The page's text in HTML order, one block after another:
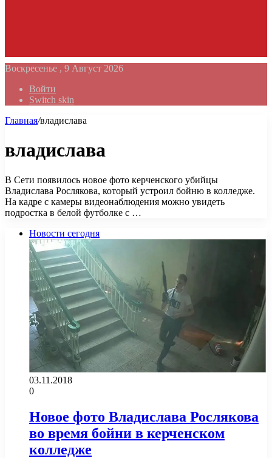
Воскресенье , 9 Август 2026
Войти
Switch skin
Главная/владислава
владислава
В Сети появилось новое фото керченского убийцы
Владислава Рослякова, который устроил бойню в колледже.
На кадре с камеры видеонаблюдения можно увидеть
подростка в белой футболке с …
Новости сегодня
03.11.2018
0
Новое фото Владислава Рослякова
во время бойни в керченском
колледже